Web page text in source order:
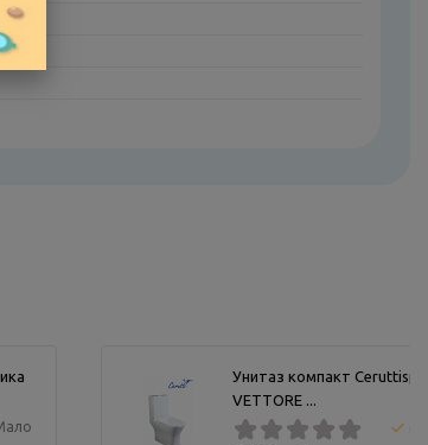
Унитаз компакт Ceruttispa
VETTORE ...